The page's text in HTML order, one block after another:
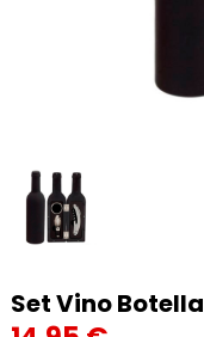
Set Vino Botella